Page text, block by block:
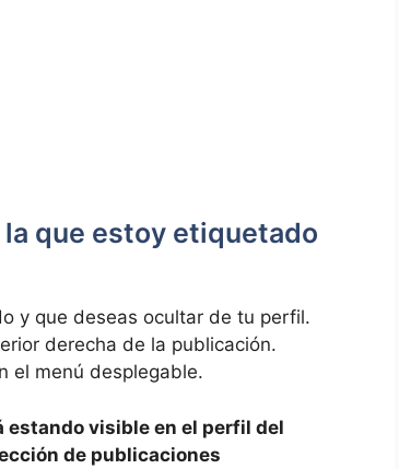
que ⁤estoy‌ etiquetado
y que deseas⁢ ocultar ‍de tu perfil.
derecha de la publicación.
el menú desplegable.
⁢estando‌ visible en⁤ el perfil del​
de publicaciones